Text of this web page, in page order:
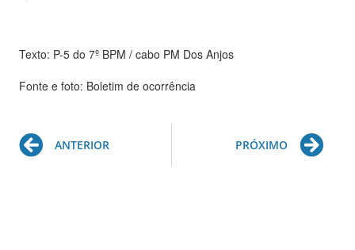
Texto: P-5 do 7º BPM / cabo PM Dos Anjos
Fonte e foto: Boletim de ocorrência
Prev
ANTERIOR PRÓXIMO